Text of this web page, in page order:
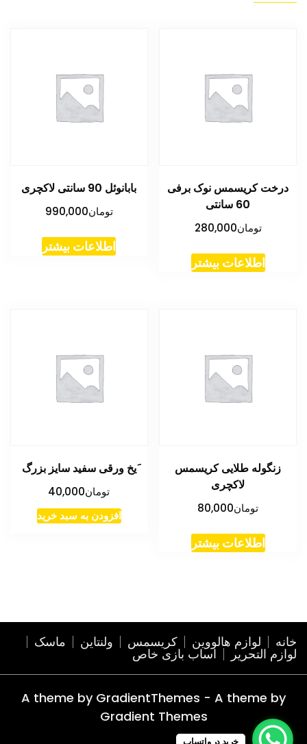
درخت کریسمس نوک برفی
60 سانتی
تومان280,000
اطلاعات بیشتر
بابانوئل 90 سانتی لاکچری
تومان990,000
اطلاعات بیشتر
زنگوله طلایی کریسمس
لاکچری
تومان80,000
اطلاعات بیشتر
َیخ ورقی سفید سایز بزرگ
تومان40,000
افزودن به سبد خرید
خانه لوازم هالووین کریسمس ولنتاین ماسک
لوازم التحریر اساب بازی خاص
A theme by GradientThemes - A theme by
Gradient Themes